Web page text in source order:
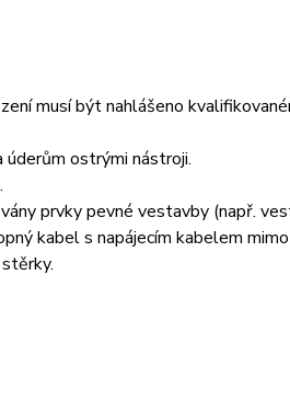
musí být nahlášeno
úderům ostrými nástroji.
prvky pevné vestavby (např.
kabel s napájecím kabelem